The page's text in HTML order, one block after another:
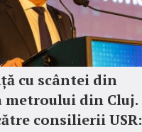
cu scântei din
metroului din Cluj.
consilierii USR: